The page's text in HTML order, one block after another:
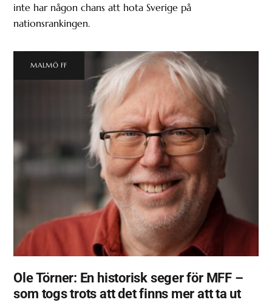
inte har någon chans att hota Sverige på
nationsrankingen.
MALMÖ FF
Ole Törner: En historisk seger för MFF –
som togs trots att det finns mer att ta ut